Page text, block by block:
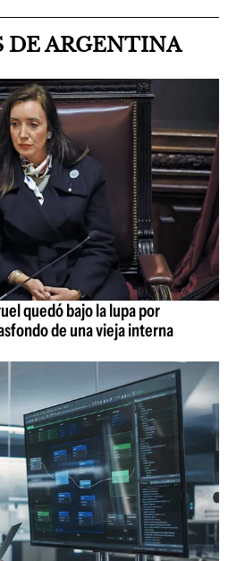
DE ARGENTINA
quedó bajo la lupa por
de una vieja interna